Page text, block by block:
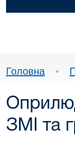
Головна •
ЗМІ та